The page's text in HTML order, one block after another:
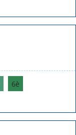
6è